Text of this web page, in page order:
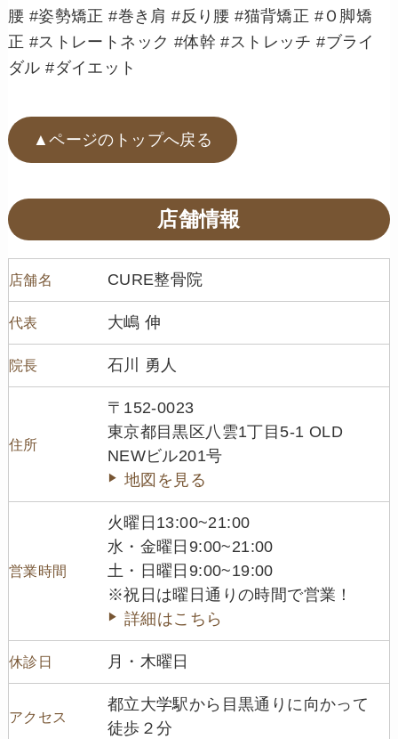
腰 #姿勢矯正 #巻き肩 #反り腰 #猫背矯正 #Ｏ脚矯
正 #ストレートネック #体幹 #ストレッチ #ブライ
ダル #ダイエット
▲ページのトップへ戻る
店舗情報
店舗名 CURE整骨院
代表 大嶋 伸
院長 石川 勇人
住所
〒152-0023
東京都目黒区八雲1丁目5-1 OLD
NEWビル201号
地図を見る
営業時間
火曜日13:00~21:00
水・金曜日9:00~21:00
土・日曜日9:00~19:00
※祝日は曜日通りの時間で営業！
詳細はこちら
休診日 月・木曜日
アクセス
都立大学駅から目黒通りに向かって
徒歩２分